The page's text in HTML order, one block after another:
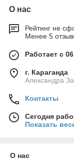
О нас
Рейтинг не
Менее 5
Работает с
г. Караганда
Александра
Контакты
Сегодня
Показать
О нас